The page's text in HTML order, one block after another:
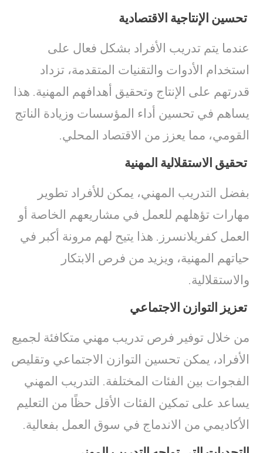
تحسين الإنتاجية الاقتصادية
عندما يتم تدريب الأفراد بشكل فعال على
استخدام الأدوات والتقنيات المتقدمة، تزداد
قدرتهم على الإنتاج وتحقيق أهدافهم المهنية. هذا
يساهم في تحسين أداء المؤسسات وزيادة الناتج
القومي، مما يعزز من الاقتصاد المحلي.
تحقيق الاستقلالية المهنية
بفضل التدريب المهني، يمكن للأفراد تطوير
مهارات تؤهلهم للعمل في مشاريعهم الخاصة أو
العمل كفريلانسرز. هذا يتيح لهم مرونة أكبر في
حياتهم المهنية، ويزيد من فرص الابتكار
والاستقلالية.
تعزيز التوازن الاجتماعي
من خلال توفير فرص تدريب مهني متكافئة لجميع
الأفراد، يمكن تحسين التوازن الاجتماعي وتقليص
الفجوات بين الفئات المختلفة. التدريب المهني
يساعد على تمكين الفئات الأقل حظًا من التعليم
الأكاديمي من الاندماج في سوق العمل بفعالية.